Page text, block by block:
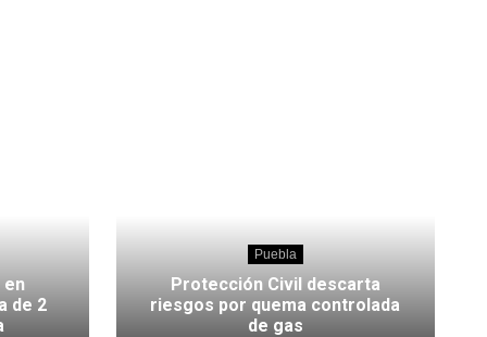
en
de 2
Puebla
Protección Civil descarta
riesgos por quema controlada
de gas